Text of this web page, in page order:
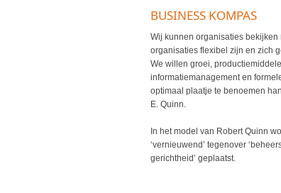
BUSINESS KOMPAS
Wij kunnen organisaties
organisaties flexibel zijn en zich
We willen groei,
informatiemanagement en
optimaal plaatje te benoemen
E. Quinn.
In het model van Robert Quinn
‘vernieuwend’ tegenover
gerichtheid’ geplaatst.